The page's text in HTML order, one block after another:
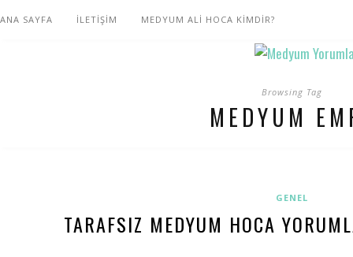
ANA SAYFA İLETİŞİM MEDYUM ALİ HOCA KİMDİR?
Browsing Tag
MEDYUM
GENEL
TARAFSIZ MEDYUM HOCA